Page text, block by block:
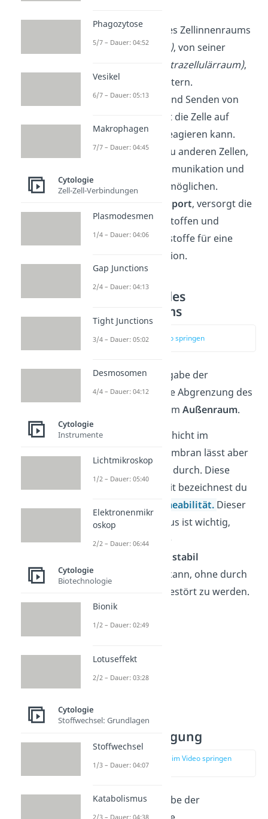
Abgrenzung
des Zellinnenraums
(inneres Milieu), von seiner
(Extrazellulärraum),
um Stoffe zu filtern.
Übertragung
und Senden von
Signalen, damit die Zelle auf
äußere Reize reagieren kann.
Verknüpfung
zu anderen Zellen,
um die Zellkommunikation und
Stabilität zu ermöglichen.
Membrantransport, versorgt die
Zelle mit Nährstoffen und
entfernt Abfallstoffe für eine
optimale Funktion.
Abgrenzung des
Zellinnenraums
zum Video springen
Die wichtigste Aufgabe der
Zellmembran ist die Abgrenzung des
vomAußenraum.
Die hydrophobe Schicht im
Innenraum der Membran lässt aber
nicht alle Moleküle durch. Diese
Halbdurchlässigkeit bezeichnest du
Semipermeabilität. Dieser
Schutzmechanismus ist wichtig,
damit die Zelle ihre
Lebensfunktionen stabil
aufrechterhalten
kann, ohne durch
äußere Einflüsse gestört zu werden.
Signalübertragung
zur Stelle im Video springen
(04:37)
Eine weitere Aufgabe der
Phagozytose
5/7 – Dauer: 04:52
Vesikel
6/7 – Dauer: 05:13
Makrophagen
7/7 – Dauer: 04:45
Cytologie
Zell-Zell-Verbindungen
Plasmodesmen
1/4 – Dauer: 04:06
Gap Junctions
2/4 – Dauer: 04:13
Tight Junctions
3/4 – Dauer: 05:02
Desmosomen
4/4 – Dauer: 04:12
Cytologie
Instrumente
Lichtmikroskop
1/2 – Dauer: 05:40
Elektronenmikr
oskop
2/2 – Dauer: 06:44
Cytologie
Biotechnologie
Bionik
1/2 – Dauer: 02:49
Lotuseffekt
2/2 – Dauer: 03:28
Cytologie
Stoffwechsel: Grundlagen
Stoffwechsel
1/3 – Dauer: 04:07
Katabolismus
2/3 – Dauer: 04:38